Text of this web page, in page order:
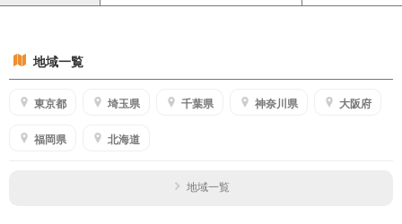
地域一覧
東京都 埼玉県 千葉県 神奈川県 大阪府
福岡県 北海道
地域一覧